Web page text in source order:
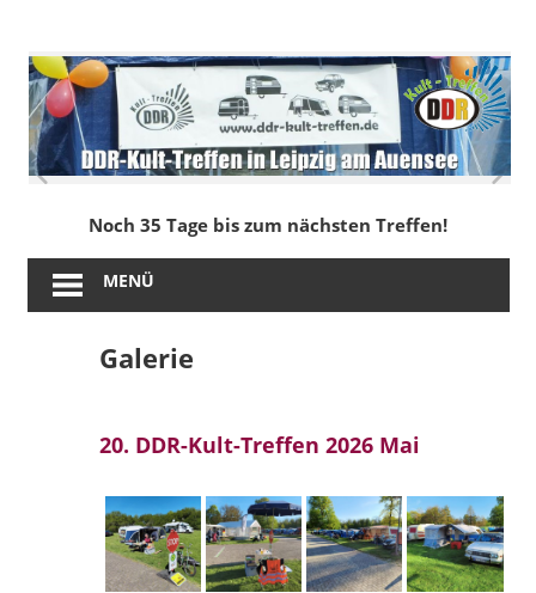
springen
DDR-
Kult-
Treffen
in
Leipzig
am
Noch 35 Tage bis zum nächsten Treffen!
MENÜ
Galerie
20. DDR-Kult-Treffen 2026 Mai